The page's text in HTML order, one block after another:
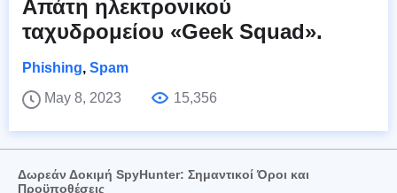
Απάτη ηλεκτρονικού
ταχυδρομείου «Geek Squad».
Phishing, Spam
May 8, 2023
15,356
Δωρεάν Δοκιμή SpyHunter: Σημαντικοί Όροι και
Προϋποθέσεις